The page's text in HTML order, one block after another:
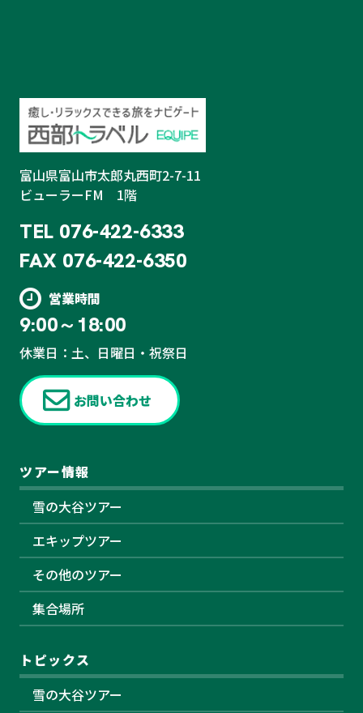
富山県富山市太郎丸西町2-7-11
ビューラーFM 1階
TEL 076-422-6333
FAX 076-422-6350
営業時間
9:00～18:00
休業日：土、日曜日・祝祭日
お問い合わせ
ツアー情報
雪の大谷ツアー
エキップツアー
その他のツアー
集合場所
トピックス
雪の大谷ツアー